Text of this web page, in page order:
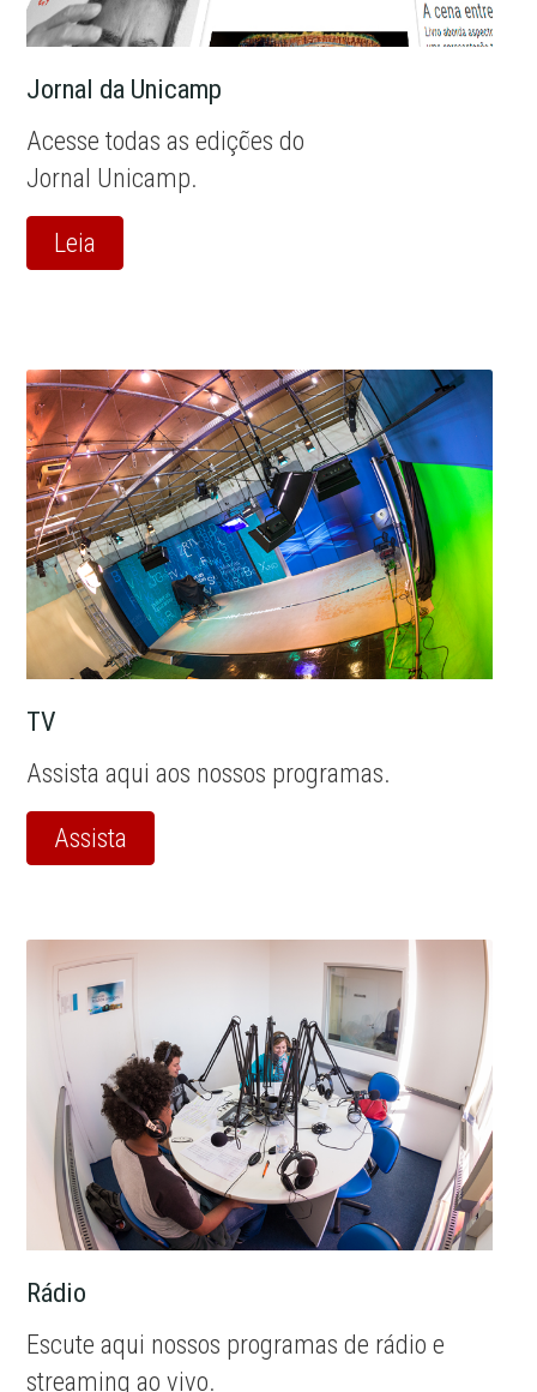
Jornal da Unicamp
Acesse todas as edições do
Jornal Unicamp.
Leia
TV
Assista aqui aos nossos programas.
Assista
Rádio
Escute aqui nossos programas de rádio e
streaming ao vivo.